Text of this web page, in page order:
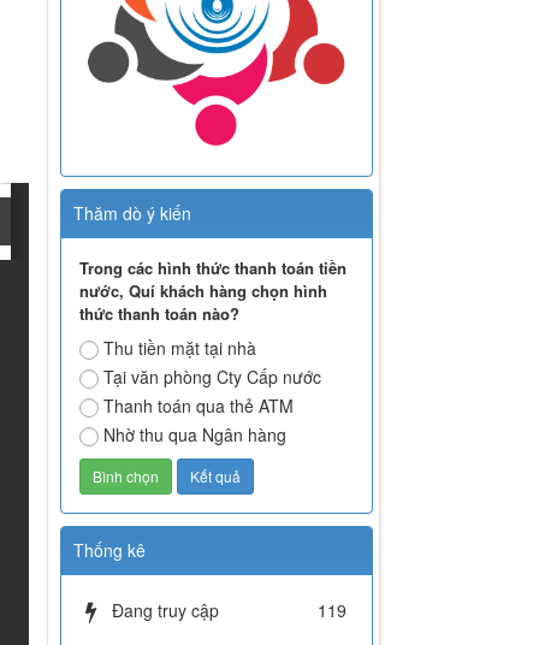
Thăm dò ý kiến
Trong các hình thức thanh toán tiền
nước, Quí khách hàng chọn hình
thức thanh toán nào?
Thu tiền mặt tại nhà
Tại văn phòng Cty Cấp nước
Thanh toán qua thẻ ATM
Nhờ thu qua Ngân hàng
Thống kê
Đang truy cập
119